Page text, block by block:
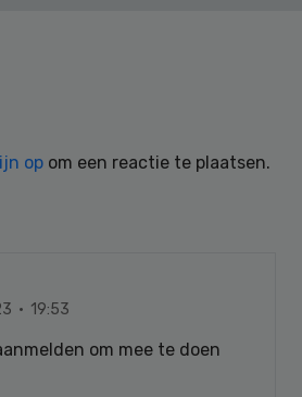
op om een reactie te plaatsen.
· 19:53
om mee te doen